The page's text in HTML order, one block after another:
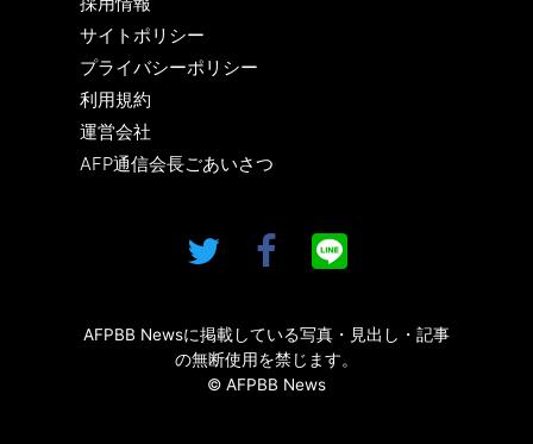
サイトポリシー
プライバシーポリシー
利用規約
運営会社
AFP通信会長ごあいさつ
AFPBB Newsに掲載している写真・見出し・記事
の無断使用を禁じます。
© AFPBB News